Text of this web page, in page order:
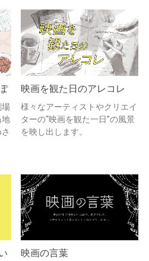
場
地
映画を観た日のアレコレ
様々なアーティストやクリエイ
ターの“映画を観た一日”の風景
を映し出します。
映画の言葉